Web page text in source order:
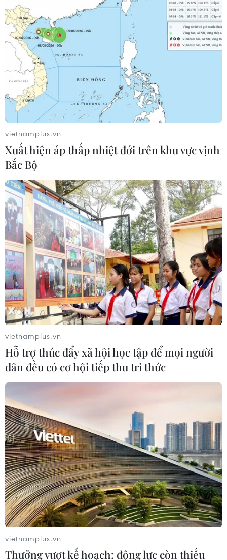
TIN CÙNG CHUYÊN MỤC
Tiến "Bịp" hầu tòa trong vụ
án tổ chức sử dụng trái phép chất ma
túy
07/08/2026 04:40
Khởi tố đối tượng giả danh Công an,
lừa đảo "chạy án" tại Đắk Lắk
06/08/2026 15:07
Cảnh sát khám xét nơi ở của Huấn
vietnamplus.vn
Xuất hiện áp thấp nhiệt đới trên khu vực vịnh
Bắc Bộ
vietnamplus.vn
Hỗ trợ thúc đẩy xã hội học tập để mọi người
dân đều có cơ hội tiếp thu tri thức
vietnamplus.vn
Thưởng vượt kế hoạch: động lực còn thiếu